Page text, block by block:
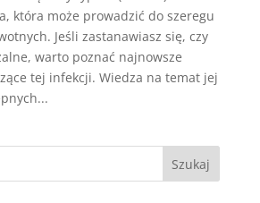
która może prowadzić do szeregu
Jeśli zastanawiasz się, czy
warto poznać najnowsze
tej infekcji. Wiedza na temat jej
Szukaj